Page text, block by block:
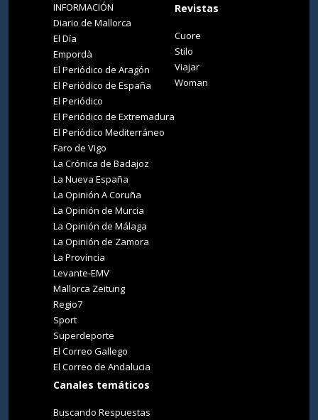
INFORMACIÓN
Diario de Mallorca
El Día
Empordà
El Periódico de Aragón
El Periódico de España
El Periódico
El Periódico de Extremadura
El Periódico Mediterráneo
Faro de Vigo
La Crónica de Badajoz
La Nueva España
La Opinión A Coruña
La Opinión de Murcia
La Opinión de Málaga
La Opinión de Zamora
La Provincia
Levante-EMV
Mallorca Zeitung
Regio7
Sport
Superdeporte
El Correo Gallego
El Correo de Andalucia
Canales temáticos
Buscando Respuestas
Revistas
Cuore
Stilo
Viajar
Woman